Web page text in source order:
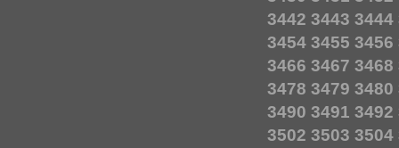
3442 3443 3444
3454 3455 3456
3466 3467 3468
3478 3479 3480
3490 3491 3492
3502 3503 3504